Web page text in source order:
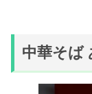
中華そば